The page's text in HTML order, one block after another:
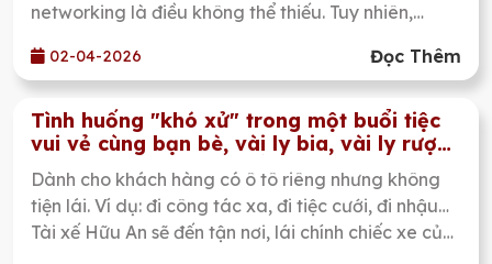
networking là điều không thể thiếu. Tuy nhiên,
nghiệp xuyên suốt buổi gặp gỡ – đặc biệt là khi có
sự xuất hiện của rượu bia. Vậy làm sao để vừa
“hòa nhập cuộc vui”, vừa giữ được phong thái lịch
sự, đẳng cấp? Bài viết dưới đây sẽ giúp bạn có cái
nhìn rõ hơn.
02-04-2026 Đọc Thêm
Tình huống "khó xử" trong một buổi tiệc
vui vẻ cùng bạn bè, vài ly bia, vài ly rượu.
Không khí rộn ràng, tiếng cười nói râm
ran.
Dành cho khách hàng có ô tô riêng nhưng không
tiện lái. Ví dụ: đi công tác xa, đi tiệc cưới, đi nhậu…
Tài xế Hữu An sẽ đến tận nơi, lái chính chiếc xe của